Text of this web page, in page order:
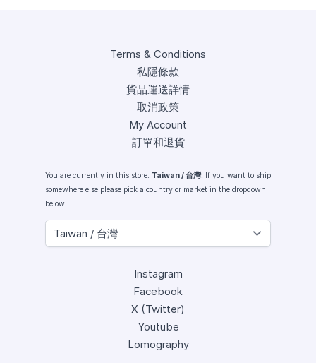
Terms & Conditions
私隱條款
貨品運送詳情
取消政策
My Account
訂單和退貨
You are currently in this store: Taiwan / 台灣. If you want to ship
somewhere else please pick a country or market in the dropdown
below.
Instagram
Facebook
X (Twitter)
Youtube
Lomography